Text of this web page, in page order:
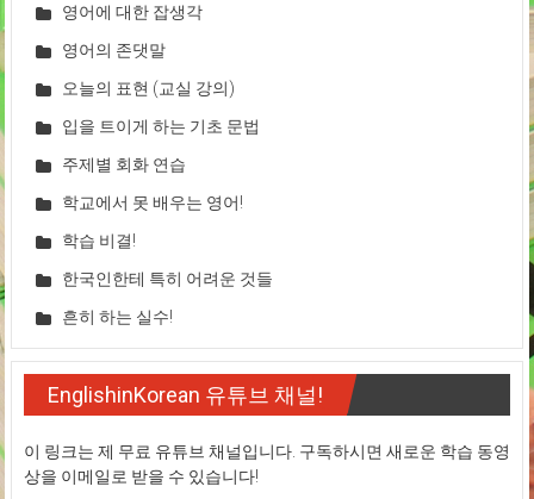
영어에 대한 잡생각
영어의 존댓말
오늘의 표현 (교실 강의)
입을 트이게 하는 기초 문법
주제별 회화 연습
학교에서 못 배우는 영어!
학습 비결!
한국인한테 특히 어려운 것들
흔히 하는 실수!
EnglishinKorean 유튜브 채널!
이 링크는 제 무료 유튜브 채널입니다. 구독하시면 새로운 학습 동영
상을 이메일로 받을 수 있습니다!